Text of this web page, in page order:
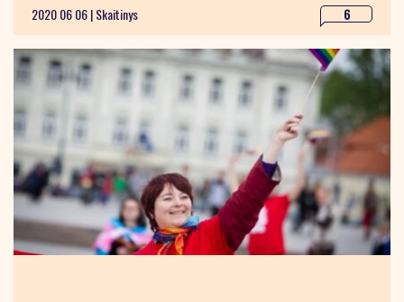
2020 06 06 |Skaitinys 6